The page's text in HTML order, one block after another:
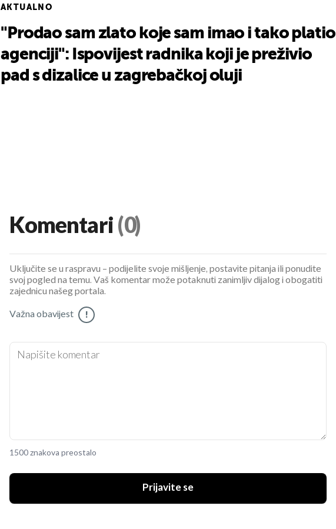
AKTUALNO
"Prodao sam zlato koje sam imao i tako platio
agenciji": Ispovijest radnika koji je preživio
pad s dizalice u zagrebačkoj oluji
Komentari (0)
Uključite se u raspravu – podijelite svoje mišljenje, postavite pitanja ili ponudite
svoj pogled na temu. Vaš komentar može potaknuti zanimljiv dijalog i obogatiti
zajednicu našeg portala.
Važna obavijest !
1500 znakova preostalo
Prijavite se